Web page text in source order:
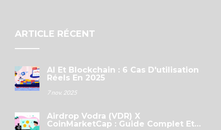
ARTICLE RÉCENT
AI Et Blockchain : 6 Cas D'utilisation
Réels En 2025
7 nov. 2025
Airdrop Vodra (VDR) X
CoinMarketCap : Guide Complet Et